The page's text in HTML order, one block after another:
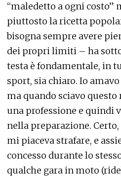
“maledetto a ogni costo”
piuttosto la ricetta
bisogna sempre avere
dei propri limiti – ha
testa è fondamentale, in
sport, sia chiaro. Io
ma quando sciavo
una professione e quindi
nella preparazione. Certo,
mi piaceva strafare, e
concesso durante lo
qualche gara in moto